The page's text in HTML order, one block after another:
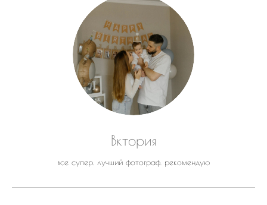
Вктория
все супер. лучший фотограф. рекомендую